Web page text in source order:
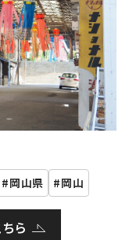
岡山県 岡山
ら